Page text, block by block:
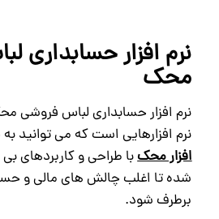
نرم افزار حسابداری
محک
نرم افزار حسابداری لباس فروشی
نرم افزارهایی است که می توانید
افزار محکبا طراحی و کاربردهای
شده تا اغلب چالش های مالی و
برطرف شود.